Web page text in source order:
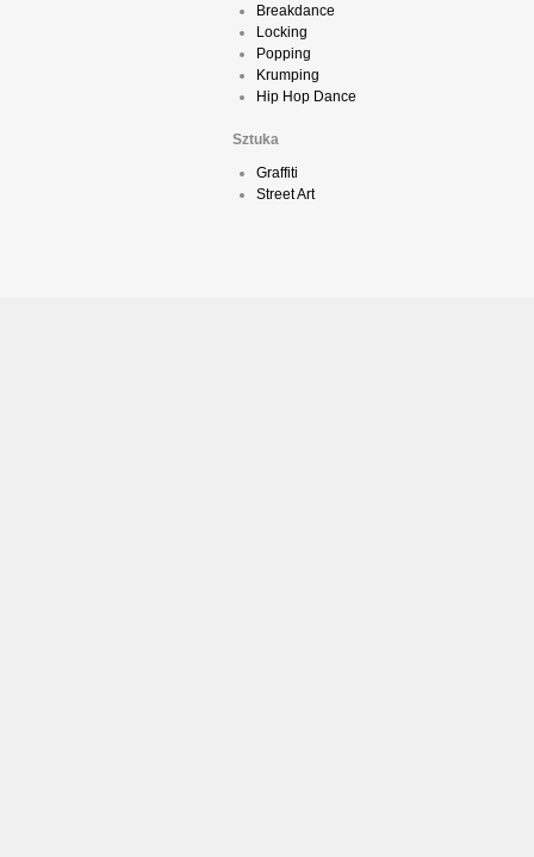
Breakdance
Locking
Popping
Krumping
Hip Hop Dance
Sztuka
Graffiti
Street Art